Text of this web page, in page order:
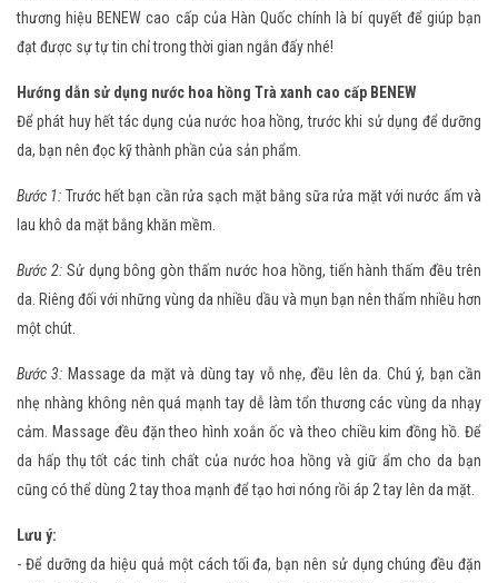
thương hiệu BENEW cao cấp của Hàn Quốc chính là bí quyết để giúp bạn
đạt được sự tự tin chỉ trong thời gian ngắn đấy nhé!
Hướng dẫn sử dụng nước hoa hồng Trà xanh cao cấp BENEW
Để phát huy hết tác dụng của nước hoa hồng, trước khi sử dụng để dưỡng
da, bạn nên đọc kỹ thành phần của sản phẩm.
Bước 1: Trước hết bạn cần rửa sạch mặt bằng sữa rửa mặt với nước ấm và
lau khô da mặt bằng khăn mềm.
Bước 2:Sử dụng bông gòn thấm nước hoa hồng, tiến hành thấm đều trên
da. Riêng đối với những vùng da nhiều dầu và mụn bạn nên thấm nhiều hơn
một chút.
Bước 3: Massage da mặt và dùng tay vỗ nhẹ, đều lên da. Chú ý, bạn cần
nhẹ nhàng không nên quá mạnh tay dễ làm tổn thương các vùng da nhạy
cảm. Massage đều đặn theo hình xoắn ốc và theo chiều kim đồng hồ. Để
da hấp thụ tốt các tinh chất của nước hoa hồng và giữ ẩm cho da bạn
cũng có thể dùng 2 tay thoa mạnh để tạo hơi nóng rồi áp 2 tay lên da mặt.
Lưu ý:
- Để dưỡng da hiệu quả một cách tối đa, bạn nên sử dụng chúng đều đặn